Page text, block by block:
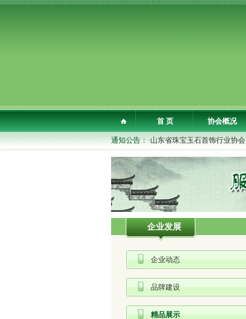
首 页 协会概况
通知公告： ·山东省珠宝玉石首饰行业协
企业发展
企业动态
品牌建设
精品展示